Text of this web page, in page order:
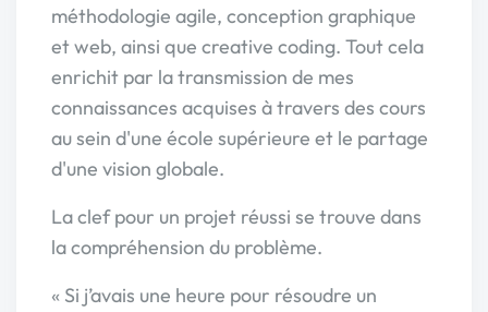
méthodologie agile, conception graphique
et web, ainsi que creative coding. Tout cela
enrichit par la transmission de mes
connaissances acquises à travers des cours
au sein d'une école supérieure et le partage
d'une vision globale.
La clef pour un projet réussi se trouve dans
la compréhension du problème.
« Si j’avais une heure pour résoudre un